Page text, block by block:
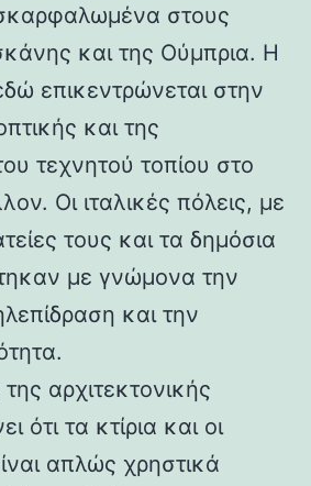
στους
και της Ούμπρια. Η
επικεντρώνεται στην
και της
τεχνητού τοπίου στο
Οι ιταλικές πόλεις, με
τους και τα δημόσια
με γνώμονα την
και την
αρχιτεκτονικής
ότι τα κτίρια και οι
απλώς χρηστικά